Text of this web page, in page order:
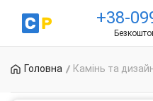
+38-
Головна Камінь та